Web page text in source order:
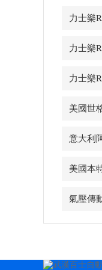
力士樂
力士樂
力士樂
美國世
意大利
美國本
氣壓傳